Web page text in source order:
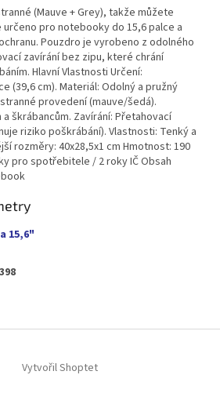
(Mauve + Grey), takže můžete
pro notebooky do 15,6 palce a
Pouzdro je vyrobeno z odolného
zavírání bez zipu, které chrání
Hlavní Vlastnosti Určení:
(39,6 cm). Materiál: Odolný a pružný
provedení (mauve/šedá).
škrábancům. Zavírání: Přetahovací
riziko poškrábání). Vlastnosti: Tenký a
rozměry: 40x28,5x1 cm Hmotnost: 190
pro spotřebitele / 2 roky IČ Obsah
15,6"
Vytvořil Shoptet